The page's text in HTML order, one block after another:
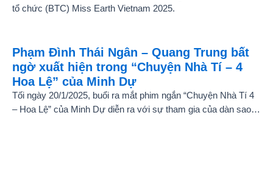
tổ chức (BTC) Miss Earth Vietnam 2025.
Phạm Đình Thái Ngân – Quang Trung bất
ngờ xuất hiện trong “Chuyện Nhà Tí – 4
Hoa Lệ” của Minh Dự
Tối ngày 20/1/2025, buổi ra mắt phim ngắn “Chuyện Nhà Tí 4
– Hoa Lệ” của Minh Dự diễn ra với sự tham gia của dàn sao